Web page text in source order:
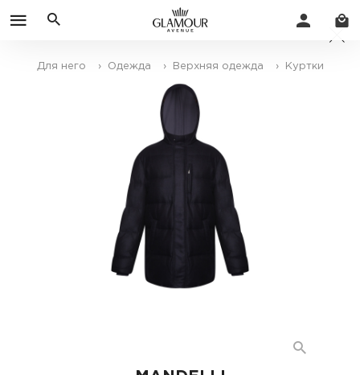
Для него › Одежда › Верхняя одежда › Куртки